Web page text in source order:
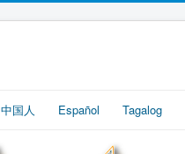
中国人 Español Tagalog